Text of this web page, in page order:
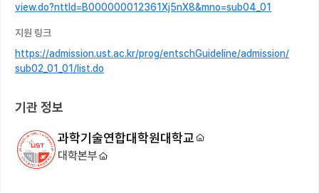
view.do?nttId=B000000012361Xj5nX8&mno=sub04_01
지원 링크
https://admission.ust.ac.kr/prog/entschGuideline/admission/
sub02_01_01/list.do
기관 정보
과학기술연합대학원대학교
대학본부